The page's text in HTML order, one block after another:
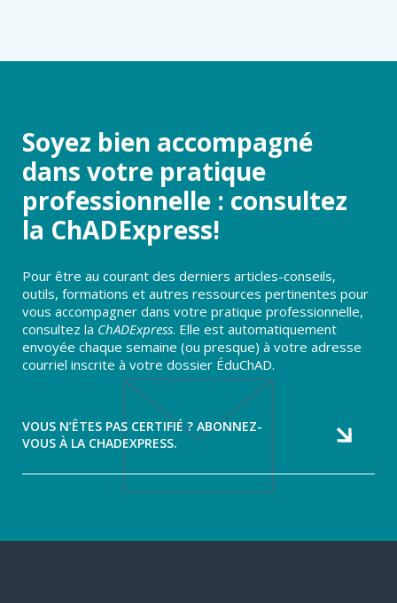
Soyez bien accompagné
dans votre pratique
professionnelle : consultez
la ChADExpress!
Pour être au courant des derniers articles-conseils,
outils, formations et autres ressources pertinentes pour
vous accompagner dans votre pratique professionnelle,
consultez la ChADExpress. Elle est automatiquement
envoyée chaque semaine (ou presque) à votre adresse
courriel inscrite à votre dossier ÉduChAD.
VOUS N’ÊTES PAS CERTIFIÉ ? ABONNEZ-
VOUS À LA CHADEXPRESS.